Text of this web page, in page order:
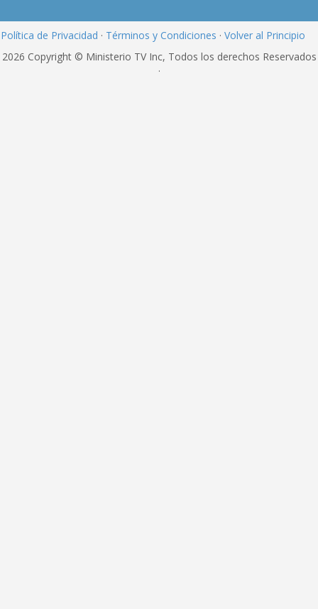
Política de Privacidad · Términos y Condiciones · Volver al Principio
2026 Copyright © Ministerio TV Inc, Todos los derechos Reservados
·